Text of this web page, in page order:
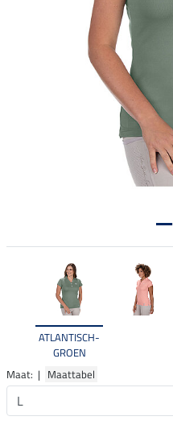
ATLANTISCH-
GROEN
Maat: | Maattabel